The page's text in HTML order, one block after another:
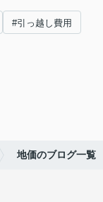
#引っ越し費用
地価のブログ一覧